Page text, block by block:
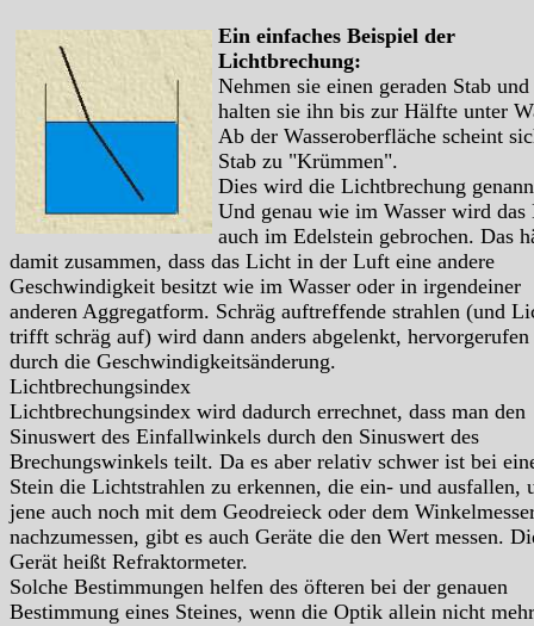
Ein einfaches Beispiel der
Lichtbrechung:
Nehmen sie einen geraden Stab und
halten sie ihn bis zur Hälfte unter
Ab der Wasseroberfläche scheint
Stab zu "Krümmen".
Dies wird die Lichtbrechung
Und genau wie im Wasser wird
auch im Edelstein gebrochen. Das
damit zusammen, dass das Licht in der Luft eine andere
Geschwindigkeit besitzt wie im Wasser oder in irgendeiner
anderen Aggregatform. Schräg auftreffende strahlen (und
trifft schräg auf) wird dann anders abgelenkt, hervorgerufen
durch die Geschwindigkeitsänderung.
Lichtbrechungsindex
Lichtbrechungsindex wird dadurch errechnet, dass man den
Sinuswert des Einfallwinkels durch den Sinuswert des
Brechungswinkels teilt. Da es aber relativ schwer ist bei
Stein die Lichtstrahlen zu erkennen, die ein- und ausfallen,
jene auch noch mit dem Geodreieck oder dem
nachzumessen, gibt es auch Geräte die den Wert messen.
Gerät heißt Refraktormeter.
Solche Bestimmungen helfen des öfteren bei der genauen
Bestimmung eines Steines, wenn die Optik allein nicht